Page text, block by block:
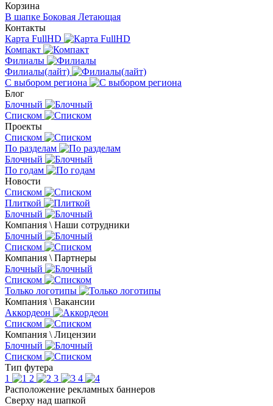
Корзина
В шапке Боковая Летающая
Контакты
Карта FullHD
Компакт
Филиалы
Филиалы(лайт)
С выбором региона
Блог
Блочный
Списком
Проекты
Списком
По разделам
Блочный
По годам
Новости
Списком
Плиткой
Блочный
Компания \ Наши сотрудники
Блочный
Списком
Компания \ Партнеры
Блочный
Списком
Только логотипы
Компания \ Вакансии
Аккордеон
Списком
Компания \ Лицензии
Блочный
Списком
Тип футера
1
2 3
4
Расположение рекламных баннеров
Сверху над шапкой